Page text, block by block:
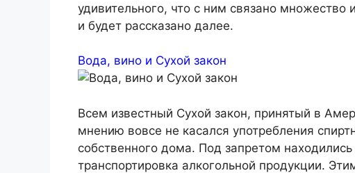
удивительного, что с ним связано множество
и будет рассказано далее.
Вода, вино и Сухой закон
Всем известный Сухой закон, принятый в
мнению вовсе не касался употребления
собственного дома. Под запретом
транспортировка алкогольной продукции.